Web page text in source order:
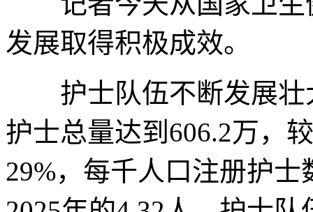
发展取得积极成效。
护士队伍不断发展壮
护士总量达到606.2万，
29%，每千人口注册护士